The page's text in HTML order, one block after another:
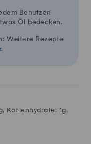
Benutzen
Öl bedecken.
Weitere Rezepte
.
Kohlenhydrate: 1g,